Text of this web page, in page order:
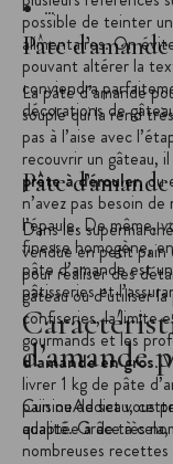
…
possible de teinter
alimentaires. On
pouvant altérer la
conviendra
décorations de
Pâte
La pâte d’amande
souple qui la rend
pas à l’aise avec
recouvrir un gâteau,
prête à dérouler, ou
n’avez pas besoin
l’épaule. De même,
finesse homogène,
pâte d’amande est
pâtisseries et
Pâte
Dans les
vendue en petit pain
pour réaliser des
gâteau ou d’utiliser
confiseries, la limite
gourmands et les
d’amande en gros.
livrer 1 kg de pâte
pain ou de seau,
adaptée à de très
d’amande
CuisineAddict vous
qualité. Grâce à
nombreuses recettes